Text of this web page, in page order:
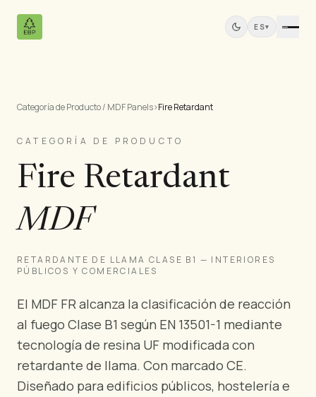
ES▾
Productos
Todos los Productos
Contrachapado de Pino
Paneles de Madera Maciza
Madera Aserrada
Puertas
Molduras
Paneles de Teca
POR REGIÓN
🇺🇸Estados Unidos
🇪🇺Unión Europea
🇬🇧Reino Unido
Categoría de Producto / MDF Panels›Fire Retardant
CATEGORÍA DE PRODUCTO
Fire Retardant
MDF
RETARDANTE DE LLAMA CLASE B1 — INTERIORES
PÚBLICOS Y COMERCIALES
El MDF FR alcanza la clasificación de reacción
al fuego Clase B1 según EN 13501-1 mediante
tecnología de resina UF modificada con
retardante de llama. Con marcado CE.
Diseñado para edificios públicos, hostelería e